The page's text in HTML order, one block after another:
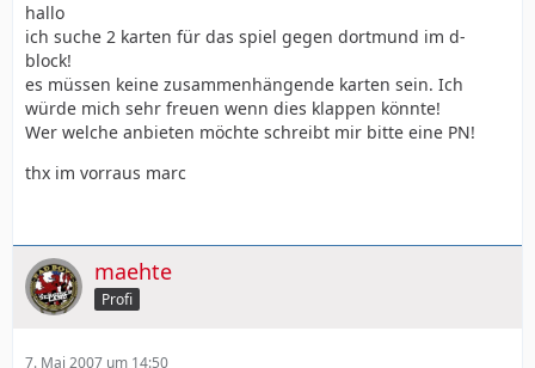
hallo
ich suche 2 karten für das spiel gegen dortmund im d-
block!
es müssen keine zusammenhängende karten sein. Ich
würde mich sehr freuen wenn dies klappen könnte!
Wer welche anbieten möchte schreibt mir bitte eine PN!
thx im vorraus marc
maehte
Profi
7. Mai 2007 um 14:50